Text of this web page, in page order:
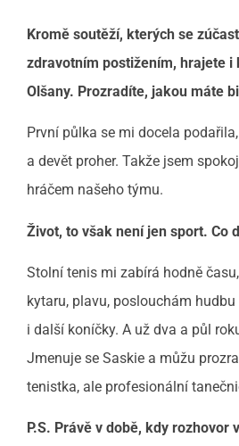
Kromě soutěží, kterých se
zdravotním postižením, hrajete i
Olšany. Prozradíte, jakou máte
První půlka se mi docela
a devět proher. Takže jsem
hráčem našeho týmu.
Život, to však není jen sport. Co
Stolní tenis mi zabírá hodně
kytaru, plavu, poslouchám
i další koníčky. A už dva a půl
Jmenuje se Saskie a můžu
tenistka, ale profesionální
P.S. Právě v době, kdy rozhovor